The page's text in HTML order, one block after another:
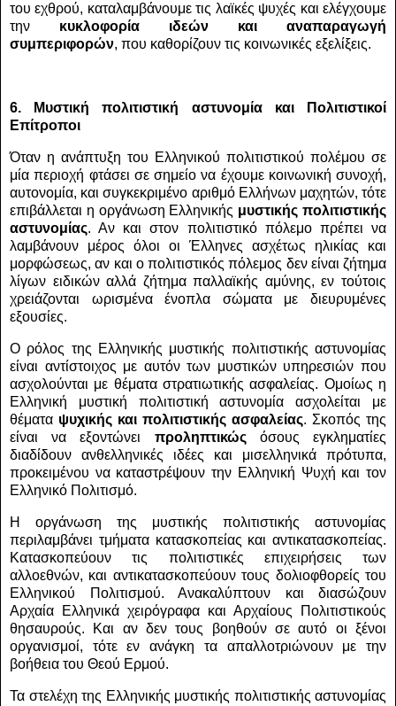
του εχθρού, καταλαμβάνουμε τις λαϊκές ψυχές και ελέγχουμε
την κυκλοφορία ιδεών και αναπαραγωγή
συμπεριφορών, που καθορίζουν τις κοινωνικές εξελίξεις.
6. Μυστική πολιτιστική αστυνομία και Πολιτιστικοί
Επίτροποι
Όταν η ανάπτυξη του Ελληνικού πολιτιστικού πολέμου σε
μία περιοχή φτάσει σε σημείο να έχουμε κοινωνική συνοχή,
αυτονομία, και συγκεκριμένο αριθμό Ελλήνων μαχητών, τότε
επιβάλλεται η οργάνωση Ελληνικής μυστικής πολιτιστικής
αστυνομίας. Αν και στον πολιτιστικό πόλεμο πρέπει να
λαμβάνουν μέρος όλοι οι Έλληνες ασχέτως ηλικίας και
μορφώσεως, αν και ο πολιτιστικός πόλεμος δεν είναι ζήτημα
λίγων ειδικών αλλά ζήτημα παλλαϊκής αμύνης, εν τούτοις
χρειάζονται ωρισμένα ένοπλα σώματα με διευρυμένες
εξουσίες.
Ο ρόλος της Ελληνικής μυστικής πολιτιστικής αστυνομίας
είναι αντίστοιχος με αυτόν των μυστικών υπηρεσιών που
ασχολούνται με θέματα στρατιωτικής ασφαλείας. Ομοίως η
Ελληνική μυστική πολιτιστική αστυνομία ασχολείται με
θέματα ψυχικής και πολιτιστικής ασφαλείας. Σκοπός της
είναι να εξοντώνει προληπτικώςόσους εγκληματίες
διαδίδουν ανθελληνικές ιδέες και μισελληνικά πρότυπα,
προκειμένου να καταστρέψουν την Ελληνική Ψυχή και τον
Ελληνικό Πολιτισμό.
Η οργάνωση της μυστικής πολιτιστικής αστυνομίας
περιλαμβάνει τμήματα κατασκοπείας και αντικατασκοπείας.
Κατασκοπεύουν τις πολιτιστικές επιχειρήσεις των
αλλοεθνών, και αντικατασκοπεύουν τους δολιοφθορείς του
Ελληνικού Πολιτισμού. Ανακαλύπτουν και διασώζουν
Αρχαία Ελληνικά χειρόγραφα και Αρχαίους Πολιτιστικούς
θησαυρούς. Και αν δεν τους βοηθούν σε αυτό οι ξένοι
οργανισμοί, τότε εν ανάγκη τα απαλλοτριώνουν με την
βοήθεια του Θεού Ερμού.
Τα στελέχη της Ελληνικής μυστικής πολιτιστικής αστυνομίας